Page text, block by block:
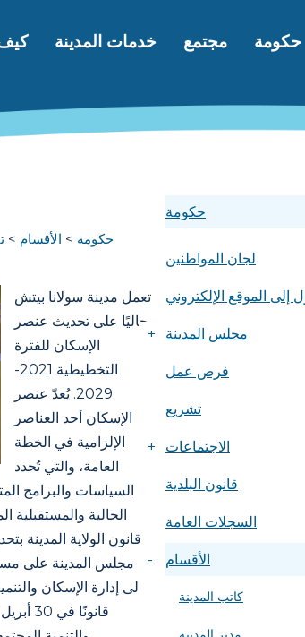
التنقل الرئيسي
حكومة مجتمع خدمات المدينة
حكومة
لجان المواطنين
إلى الموقع الإلكتروني
+ مجلس المدينة
فرص عمل
تشريع
+ الاجتماعات
قانون البلدية
السجلات العامة
- الأقسام
كاتب المدينة
حكومة الأقسام
تعمل مدينة سولانا بيتش
حاليًا على تحديث عنصر
الإسكان للفترة
التخطيطية 2021-
2029. يُعدّ عنصر
الإسكان أحد العناصر
الإلزامية في الخطة
العامة، والتي تُحدد
السياسات والبرامج
الحالية والمستقبلية
قانون الولاية المدينة